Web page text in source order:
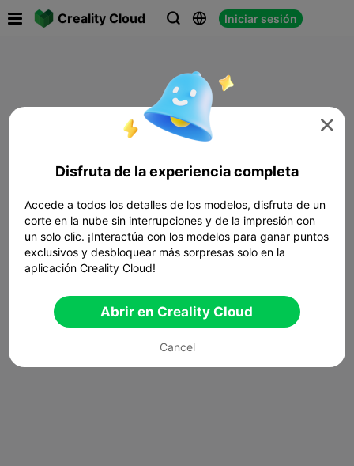
Creality Cloud   Iniciar sesión

Disfruta de la experiencia completa
Accede a todos los detalles de los modelos, disfruta de un
corte en la nube sin interrupciones y de la impresión con
un solo clic. ¡Interactúa con los modelos para ganar puntos
exclusivos y desbloquear más sorpresas solo en la
aplicación Creality Cloud!
Abrir en Creality Cloud
Cancel